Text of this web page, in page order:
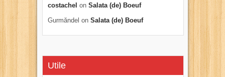
costachel on Salata (de) Boeuf
Gurmăndel on Salata (de) Boeuf
Utile